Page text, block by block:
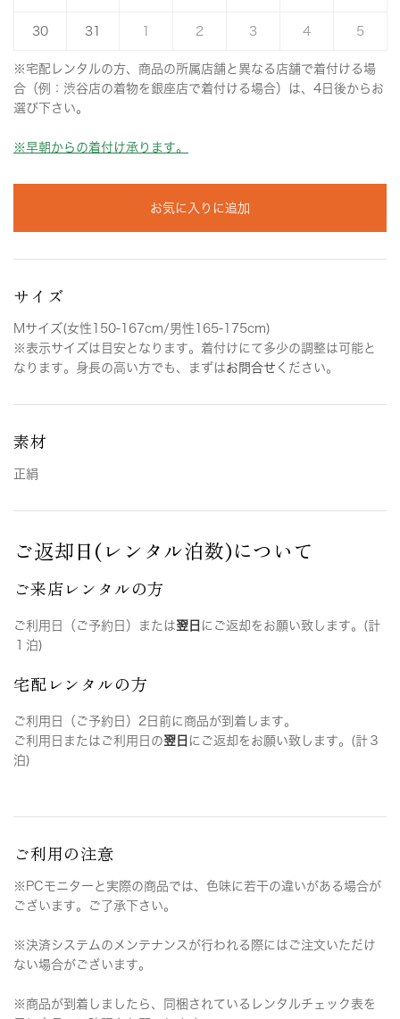
30 31 2 3 4 5
※宅配レンタルの方、商品の所属店舗と異なる店舗で着付ける場
合（例：渋谷店の着物を銀座店で着付ける場合）は、4日後からお
選び下さい。
※早朝からの着付け承ります。
お気に入りに追加
サイズ
Mサイズ(女性150-167cm/男性165-175cm)
※表示サイズは目安となります。着付けにて多少の調整は可能と
なります。身長の高い方でも、まずはお問合せ ください。
素材
正絹
ご返却日(レンタル泊数)について
ご来店レンタルの方
ご利用日（ご予約日）または翌日 にご返却をお願い致します。(計
１泊)
宅配レンタルの方
ご利用日（ご予約日）2日前に商品が到着します。
ご利用日またはご利用日の翌日 にご返却をお願い致します。(計３
泊)
ご利用の注意
※PCモニターと実際の商品では、色味に若干の違いがある場合が
ございます。ご了承下さい。
※決済システムのメンテナンスが行われる際にはご注文いただけ
ない場合がございます。
※商品が到着しましたら、同梱されているレンタルチェック表を